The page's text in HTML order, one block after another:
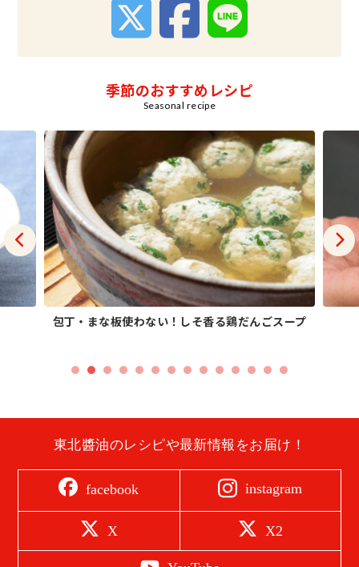
季節のおすすめレシピ
Seasonal recipe
包丁・まな板使わない！しそ香る鶏だんごスープ
東北醬油のレシピや最新情報をお届け！
facebook instagram
X X2